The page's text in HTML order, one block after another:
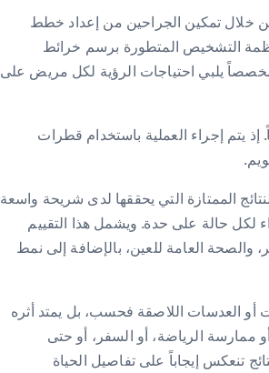
خلال تمكين الجراحين من إعداد خطط
التشخيص المتطورة برسم خرائط
يلبي احتياجات الرؤية لكل مريض على
يتم إجراء العملية باستخدام قطرات
الممتازة التي يحققها لدى شريحة واسعة
لكل حالة على حدة. ويشمل هذا التقييم
العامة للعين، بالإضافة إلى نمط
أو العدسات اللاصقة فحسب، بل يمتد أثره
ممارسة الرياضة، أو السفر، أو حتى
تنعكس إيجاباً على تفاصيل الحياة